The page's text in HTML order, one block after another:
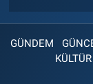
GÜNDEM